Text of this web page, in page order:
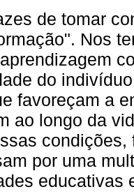
de tomar
Nos
do
favoreçam a
ao longo da
por uma
educativas